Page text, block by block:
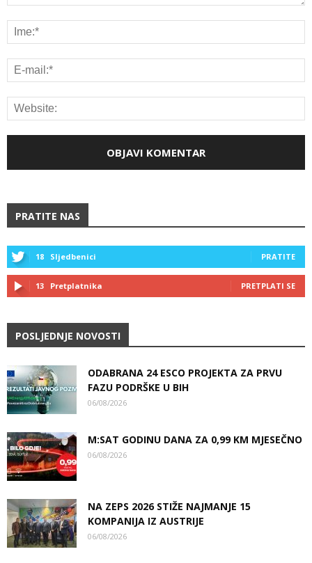
PRATITE NAS
18 Sljedbenici PRATITE
13 Pretplatnika PRETPLATI SE
POSLJEDNJE NOVOSTI
ODABRANA 24 ESCO PROJEKTA ZA PRVU
FAZU PODRŠKE U BIH
06/08/2026
M:SAT GODINU DANA ZA 0,99 KM MJESEČNO
06/08/2026
NA ZEPS 2026 STIŽE NAJMANJE 15
KOMPANIJA IZ AUSTRIJE
06/08/2026